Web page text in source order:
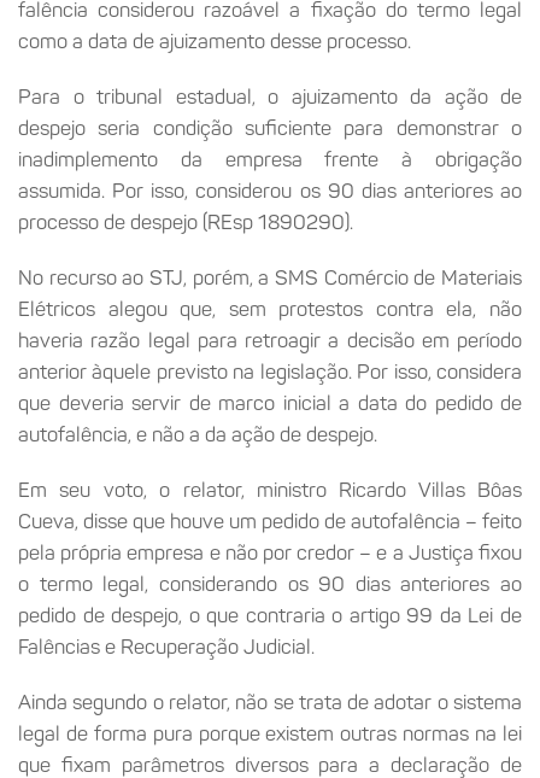
falência considerou razoável a fixação do termo legal
como a data de ajuizamento desse processo.
Para o tribunal estadual, o ajuizamento da ação de
despejo seria condição suficiente para demonstrar o
inadimplemento da empresa frente à obrigação
assumida. Por isso, considerou os 90 dias anteriores ao
processo de despejo (REsp 1890290).
No recurso ao STJ, porém, a SMS Comércio de Materiais
Elétricos alegou que, sem protestos contra ela, não
haveria razão legal para retroagir a decisão em período
anterior àquele previsto na legislação. Por isso, considera
que deveria servir de marco inicial a data do pedido de
autofalência, e não a da ação de despejo.
Em seu voto, o relator, ministro Ricardo Villas Bôas
Cueva, disse que houve um pedido de autofalência – feito
pela própria empresa e não por credor – e a Justiça fixou
o termo legal, considerando os 90 dias anteriores ao
pedido de despejo, o que contraria o artigo 99 da Lei de
Falências e Recuperação Judicial.
Ainda segundo o relator, não se trata de adotar o sistema
legal de forma pura porque existem outras normas na lei
que fixam parâmetros diversos para a declaração de